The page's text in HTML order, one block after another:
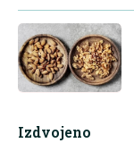
Izdvojeno